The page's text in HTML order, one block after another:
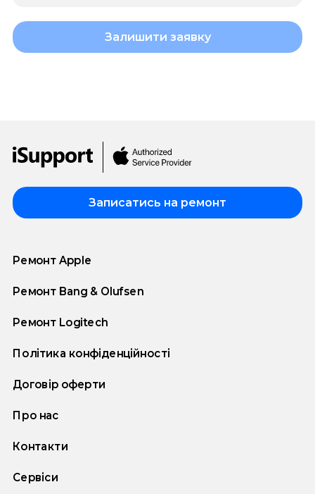
Залишити заявку
Записатись на ремонт
Ремонт Apple
Ремонт Bang & Olufsen
Ремонт Logitech
Політика конфіденційності
Договір оферти
Про нас
Контакти
Сервіси